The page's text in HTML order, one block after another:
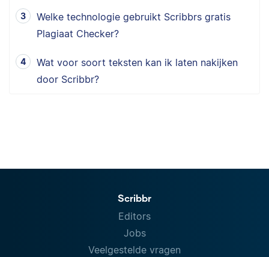
Welke technologie gebruikt Scribbrs gratis
Plagiaat Checker?
Wat voor soort teksten kan ik laten nakijken
door Scribbr?
Scribbr
Editors
Jobs
Veelgestelde vragen